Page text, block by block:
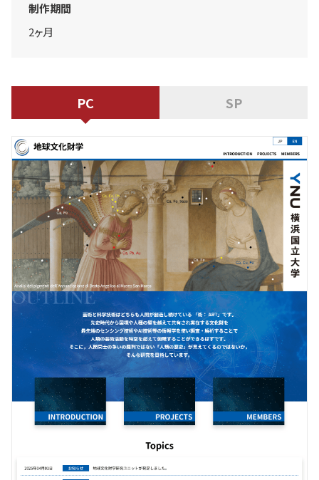
制作期間
2ヶ月
PC SP